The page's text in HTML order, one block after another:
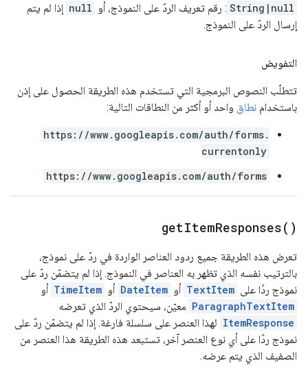
String|null : رقم تعريف الردّ على النموذج، أو null إذا لم يتم
إرسال الردّ على النموذج.
التفويض
تتطلّب النصوص البرمجية التي تستخدم هذه الطريقة الحصول على إذن
باستخدام نطاق واحد أو أكثر من النطاقات التالية:
https://www.googleapis.com/auth/forms.
currentonly
https://www.googleapis.com/auth/forms
getItemResponses( )
تعرض هذه الطريقة جميع ردود العناصر الواردة في ردّ على نموذج،
بالترتيب نفسه الذي تظهر به العناصر في النموذج. إذا لم يتضمّن ردّ على
نموذج ردًا على TextItem أو DateItem أو TimeItem أو
ParagraphTextItem معيّن، سيحتوي الردّ الذي تعرضه
ItemResponse لهذا العنصر على سلسلة فارغة. إذا لم يتضمّن ردّ على
نموذج ردًا على أي نوع العنصر آخر، تستبعد هذه الطريقة هذا العنصر من
الصفيف الذي يتم عرضه.